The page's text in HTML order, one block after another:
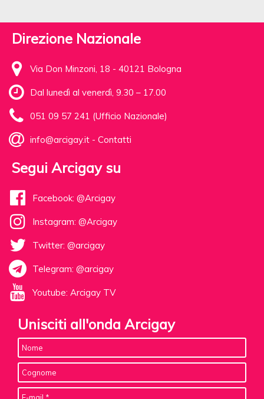
Direzione Nazionale
Via Don Minzoni, 18 - 40121 Bologna
Dal lunedì al venerdì, 9.30 – 17.00
051 09 57 241 (Ufficio Nazionale)
info@arcigay.it - Contatti
Segui Arcigay su
Facebook: @Arcigay
Instagram: @Arcigay
Twitter: @arcigay
Telegram: @arcigay
Youtube: Arcigay TV
Unisciti all'onda Arcigay